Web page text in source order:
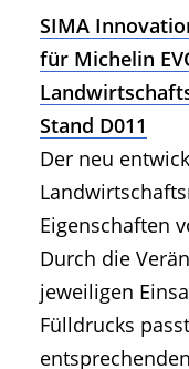
SIMA
für Michelin
Stand D011
Der neu
Eigenschaften
Durch die
jeweiligen
Fülldrucks